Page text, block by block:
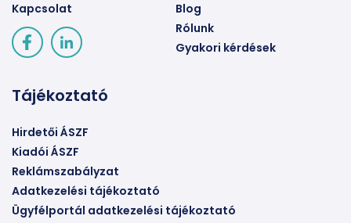
Kapcsolat
Blog
Rólunk
Gyakori kérdések
Tájékoztató
Hirdetői ÁSZF
Kiadói ÁSZF
Reklámszabályzat
Adatkezelési tájékoztató
Ügyfélportál adatkezelési tájékoztató